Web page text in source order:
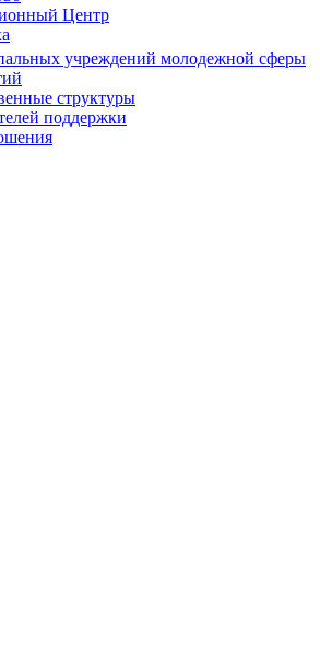
Центр
учреждений молодежной сферы
структуры
поддержки